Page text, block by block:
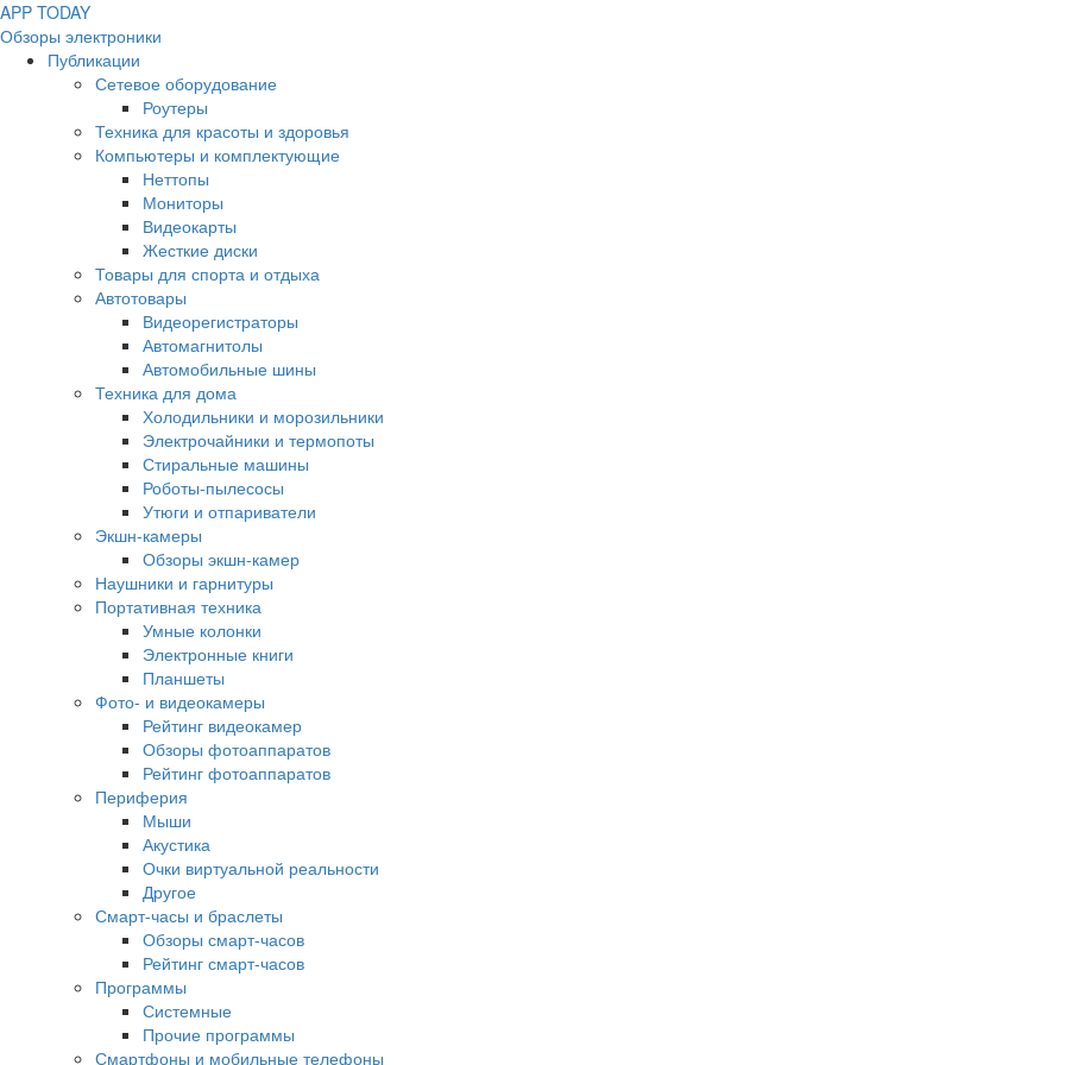
APP TODAY
Обзоры электроники
Публикации
Сетевое оборудование
Роутеры
Техника для красоты и здоровья
Компьютеры и комплектующие
Неттопы
Мониторы
Видеокарты
Жесткие диски
Товары для спорта и отдыха
Автотовары
Видеорегистраторы
Автомагнитолы
Автомобильные шины
Техника для дома
Холодильники и морозильники
Электрочайники и термопоты
Стиральные машины
Роботы-пылесосы
Утюги и отпариватели
Экшн-камеры
Обзоры экшн-камер
Наушники и гарнитуры
Портативная техника
Умные колонки
Электронные книги
Планшеты
Фото- и видеокамеры
Рейтинг видеокамер
Обзоры фотоаппаратов
Рейтинг фотоаппаратов
Периферия
Мыши
Акустика
Очки виртуальной реальности
Другое
Смарт-часы и браслеты
Обзоры смарт-часов
Рейтинг смарт-часов
Программы
Системные
Прочие программы
Смартфоны и мобильные телефоны